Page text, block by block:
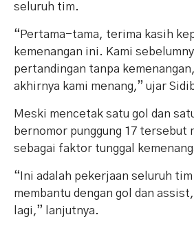
seluruh tim.
“Pertama-tama, terima kasih
kemenangan ini. Kami
pertandingan tanpa
akhirnya kami menang,” ujar
Meski mencetak satu gol dan
bernomor punggung 17 tersebut
sebagai faktor tunggal
“Ini adalah pekerjaan seluruh
membantu dengan gol dan
lagi,” lanjutnya.